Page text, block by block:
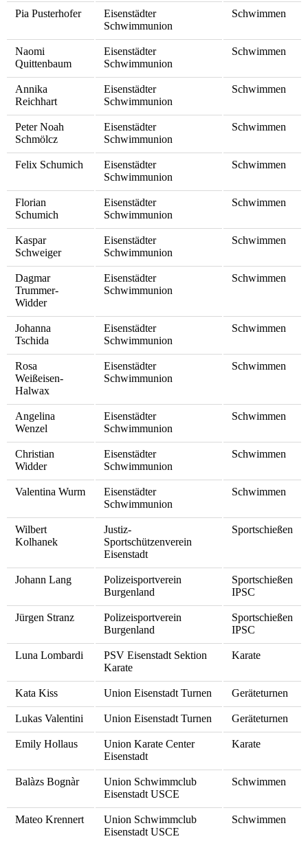
Pia Pusterhofer
Eisenstädter
Schwimmunion
Schwimmen
Naomi
Quittenbaum
Eisenstädter
Schwimmunion
Schwimmen
Annika
Reichhart
Eisenstädter
Schwimmunion
Schwimmen
Peter Noah
Schmölcz
Eisenstädter
Schwimmunion
Schwimmen
Felix Schumich
Eisenstädter
Schwimmunion
Schwimmen
Florian
Schumich
Eisenstädter
Schwimmunion
Schwimmen
Kaspar
Schweiger
Eisenstädter
Schwimmunion
Schwimmen
Dagmar
Trummer-
Widder
Eisenstädter
Schwimmunion
Schwimmen
Johanna
Tschida
Eisenstädter
Schwimmunion
Schwimmen
Rosa
Weißeisen-
Halwax
Eisenstädter
Schwimmunion
Schwimmen
Angelina
Wenzel
Eisenstädter
Schwimmunion
Schwimmen
Christian
Widder
Eisenstädter
Schwimmunion
Schwimmen
Valentina Wurm
Eisenstädter
Schwimmunion
Schwimmen
Wilbert
Kolhanek
Justiz-
Sportschützenverein
Eisenstadt
Sportschießen
Johann Lang
Polizeisportverein
Burgenland
Sportschießen
IPSC
Jürgen Stranz
Polizeisportverein
Burgenland
Sportschießen
IPSC
Luna Lombardi
PSV Eisenstadt Sektion
Karate
Karate
Kata Kiss Union Eisenstadt Turnen Geräteturnen
Lukas Valentini Union Eisenstadt Turnen Geräteturnen
Emily Hollaus
Union Karate Center
Eisenstadt
Karate
Balàzs Bognàr
Union Schwimmclub
Eisenstadt USCE
Schwimmen
Mateo Krennert
Union Schwimmclub
Eisenstadt USCE
Schwimmen